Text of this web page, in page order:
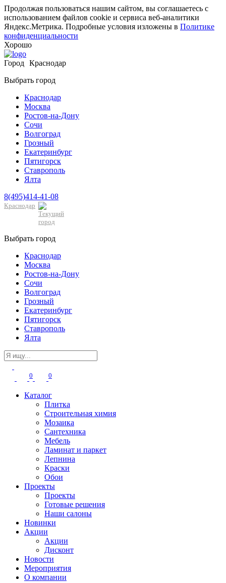
Продолжая пользоваться нашим сайтом, вы соглашаетесь с
использованием файлов cookie и сервиса веб-аналитики
Яндекс.Метрика. Подробные условия изложены в Политике
конфиденциальности
Хорошо
Город Краснодар
Выбрать город
Краснодар
Москва
Ростов-на-Дону
Сочи
Волгоград
Грозный
Екатеринбург
Пятигорск
Ставрополь
Ялта
8(495)414-41-08
Краснодар
Выбрать город
Краснодар
Москва
Ростов-на-Дону
Сочи
Волгоград
Грозный
Екатеринбург
Пятигорск
Ставрополь
Ялта
0 0
Каталог
Плитка
Строительная химия
Мозаика
Сантехника
Мебель
Ламинат и паркет
Лепнина
Краски
Обои
Проекты
Проекты
Готовые решения
Наши салоны
Новинки
Акции
Акции
Дисконт
Новости
Мероприятия
О компании